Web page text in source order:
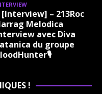
[Interview] – 213Rock
Melodica
avec Diva
du groupe
!